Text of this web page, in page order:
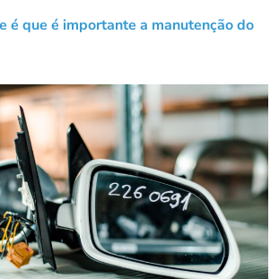
é que é importante a manutenção do